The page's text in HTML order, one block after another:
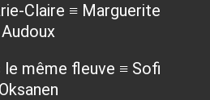
Claire ≡ Marguerite
Audoux
le même fleuve ≡ Sofi
Oksanen